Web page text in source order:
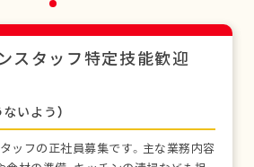
スタッフ特定技能歓迎
いよう）
ッフの正社員募集です。主な業務内容